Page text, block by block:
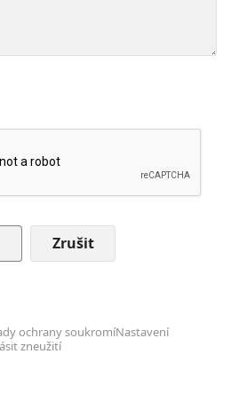
Zrušit
ochrany soukromíNastavení
zneužití